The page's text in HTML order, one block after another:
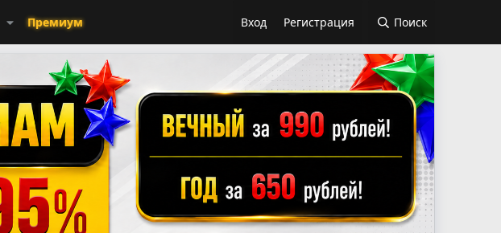
Премиум Вход Регистрация Поиск